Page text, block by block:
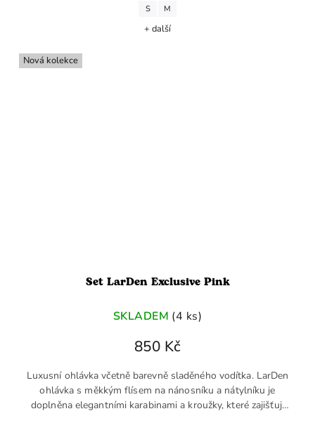
S M
+ další
Nová kolekce
Set LarDen Exclusive Pink
SKLADEM (4 ks)
850 Kč
Luxusní ohlávka včetně barevně sladěného vodítka. LarDen
ohlávka s měkkým flísem na nánosníku a nátylníku je
doplněna elegantními karabinami a kroužky, které zajišťují